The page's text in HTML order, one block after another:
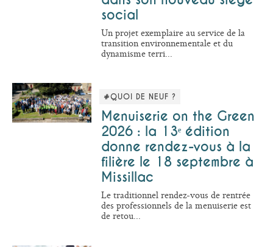
social
Un projet exemplaire au service de la
transition environnementale et du
dynamisme terri...
#QUOI DE NEUF ?
Menuiserie on the Green
2026 : la 13ᵉ édition
donne rendez-vous à la
filière le 18 septembre à
Missillac
Le traditionnel rendez-vous de rentrée
des professionnels de la menuiserie est
de retou...